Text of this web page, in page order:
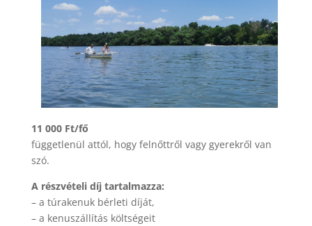
11 000 Ft/fő
függetlenül attól, hogy felnőttről vagy gyerekről van
szó.
A részvételi díj tartalmazza:
– a túrakenuk bérleti díját,
– a kenuszállítás költségeit